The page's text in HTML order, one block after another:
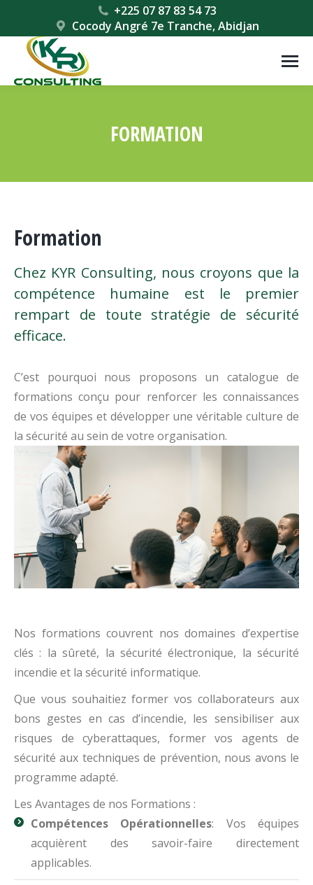
+225 07 87 83 54 73
Cocody Angré 7e Tranche, Abidjan
FORMATION
Formation
Chez KYR Consulting, nous croyons que la
compétence humaine est le premier
rempart de toute stratégie de sécurité
efficace.
C’est pourquoi nous proposons un catalogue de
formations conçu pour renforcer les connaissances
de vos équipes et développer une véritable culture de
la sécurité au sein de votre organisation.
Nos formations couvrent nos domaines d’expertise
clés : la sûreté, la sécurité électronique, la sécurité
incendie et la sécurité informatique.
Que vous souhaitiez former vos collaborateurs aux
bons gestes en cas d’incendie, les sensibiliser aux
risques de cyberattaques, former vos agents de
sécurité aux techniques de prévention, nous avons le
programme adapté.
Les Avantages de nos Formations :
Compétences Opérationnelles: Vos équipes
acquièrent des savoir-faire directement
applicables.